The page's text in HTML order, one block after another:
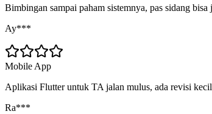
Bimbingan sampai paham sistemnya, pas sidang
Ay***
Mobile App
Aplikasi Flutter untuk TA jalan mulus, ada revisi
Ra***